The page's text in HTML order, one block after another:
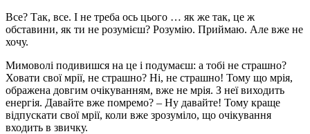
Все? Так, все. І не треба ось цього … як же так, це ж
обставини, як ти не розумієш? Розумію. Приймаю. Але вже не
хочу.
Мимоволі подивишся на це і подумаєш: а тобі не страшно?
Ховати свої мрії, не страшно? Ні, не страшно! Тому що мрія,
ображена довгим очікуванням, вже не мрія. З неї виходить
енергія. Давайте вже помремо? – Ну давайте! Тому краще
відпускати свої мрії, коли вже зрозуміло, що очікування
входить в звичку.